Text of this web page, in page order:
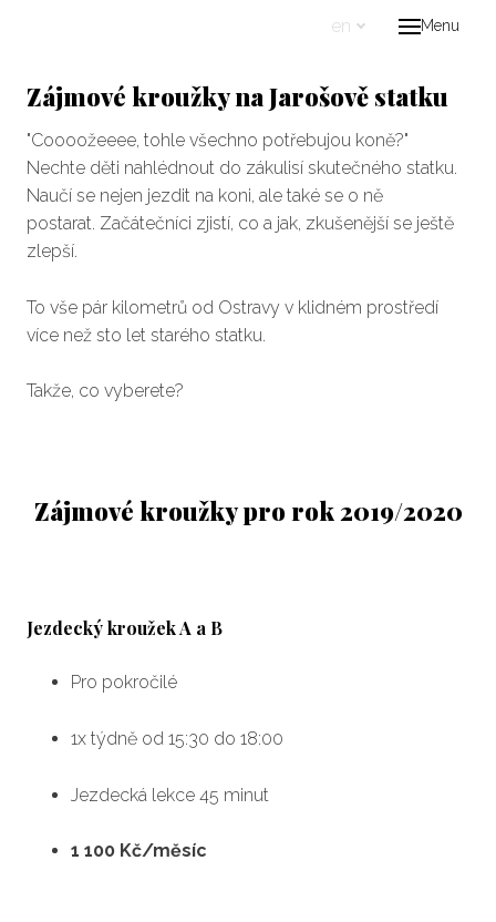
Menu
en
Zájmové kroužky na Jarošově statku
"Coooožeeee, tohle všechno potřebujou koně?"
Nechte děti nahlédnout do zákulisí skutečného statku.
Naučí se nejen jezdit na koni, ale také se o ně
postarat. Začátečníci zjistí, co a jak, zkušenější se ještě
zlepší.
To vše pár kilometrů od Ostravy v klidném prostředí
více než sto let starého statku.
Takže, co vyberete?
Zájmové kroužky pro rok 2019/2020
Jezdecký kroužek A a B
Pro pokročilé
1x týdně od 15:30 do 18:00
Jezdecká lekce 45 minut
1 100 Kč/měsíc